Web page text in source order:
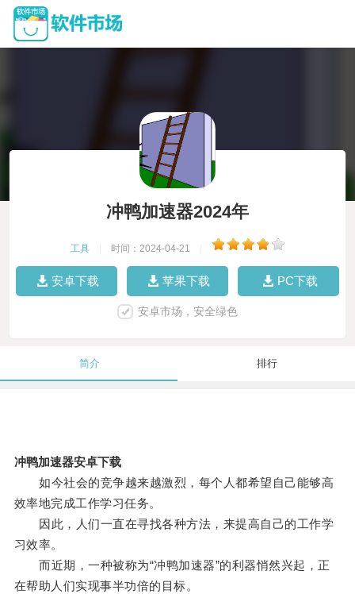
冲鸭加速器2024年
工具 时间：2024-04-21
安卓下载 苹果下载 PC下载
安卓市场，安全绿色
简介 排行
冲鸭加速器安卓下载
如今社会的竞争越来越激烈，每个人都希望自己能够高
效率地完成工作学习任务。
因此，人们一直在寻找各种方法，来提高自己的工作学
习效率。
而近期，一种被称为“冲鸭加速器”的利器悄然兴起，正
在帮助人们实现事半功倍的目标。